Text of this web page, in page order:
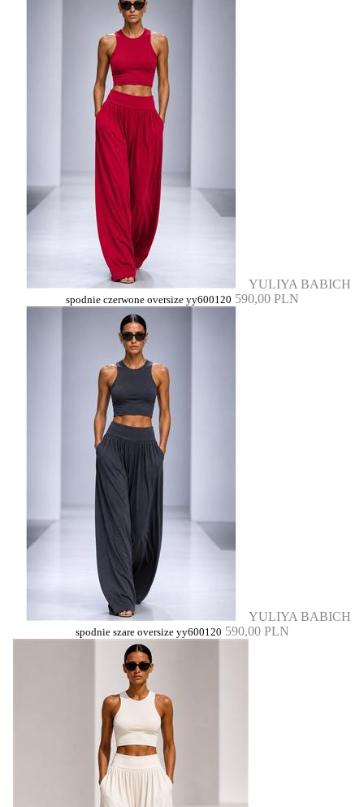
YULIYA BABICH
spodnie czerwone oversize yy600120 590,00 PLN
YULIYA BABICH
spodnie szare oversize yy600120 590,00 PLN